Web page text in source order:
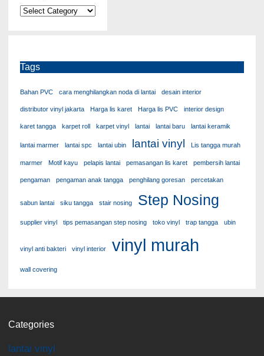
Tags
Bahan PVC cara menghilangkan noda di lantai desain interior
distributor vinyl jakarta Harga lis karet Harga lis PVC interior design
karet tangga karpet roll karpet vinyl lantai lantai baru lantai keramik
lantai marmer lantai spc lantai ubin lantai vinyl Lis tangga murah
marmer Motif kayu pelapis lantai pemasangan lis karet pembersih lantai
pengaman pengaman anak tangga penghilang goresan percetakan
sabun lantai siku tangga stair nosing Step Nosing
supplier vinyl tips pemasangan step nosing toko vinyl trap tangga ubin
vinyl anti bakteri vinyl interior vinyl murah
wall covering
Categories
lantai vinyl